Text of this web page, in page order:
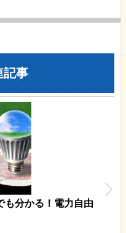
記事
も分かる！電力自由